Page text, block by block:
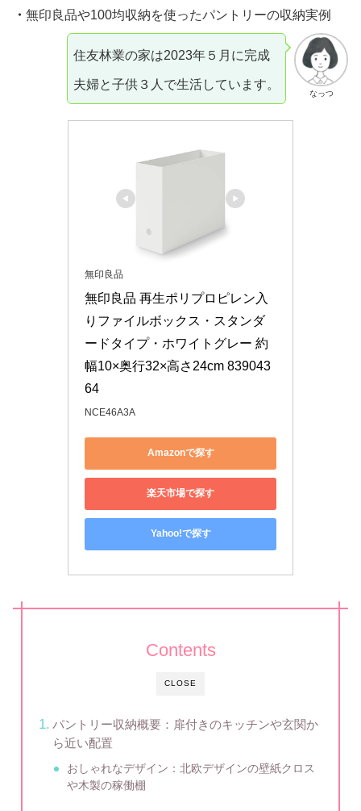
・ 無印良品や100均収納を使ったパントリーの収納実例
なっつ
住友林業の家は2023年５月に完成
夫婦と子供３人で生活しています。
無印良品
無印良品 再生ポリプロピレン入
りファイルボックス・スタンダ
ードタイプ・ホワイトグレー 約
幅10×奥行32×高さ24cm 839043
64
NCE46A3A
Amazonで探す
楽天市場で探す
Yahoo!で探す
CLOSE
Contents
パントリー収納概要：扉付きのキッチンや玄関か
ら近い配置
おしゃれなデザイン：北欧デザインの壁紙クロス
や木製の稼働棚